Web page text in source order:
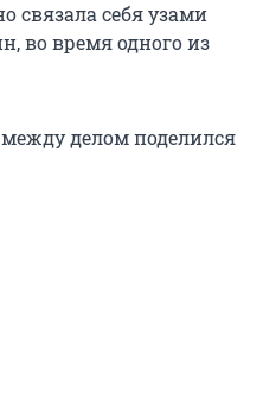
связала себя узами
во время одного из
делом поделился